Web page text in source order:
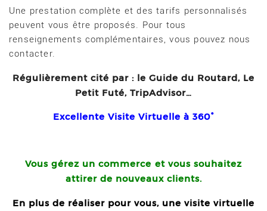
Une prestation complète et des tarifs personnalisés
peuvent vous être proposés. Pour tous
renseignements complémentaires, vous pouvez nous
contacter.
Régulièrement cité par : le Guide du Routard, Le
Petit Futé, TripAdvisor…
Excellente Visite Virtuelle à 360°
Vous gérez un commerce et vous souhaitez
attirer de nouveaux clients.
En plus de réaliser pour vous, une visite virtuelle